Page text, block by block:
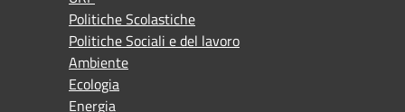
Politiche Scolastiche
Politiche Sociali e del lavoro
Ambiente
Ecologia
Energia